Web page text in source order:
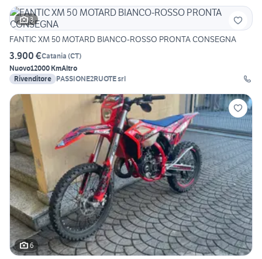
3
FANTIC XM 50 MOTARD BIANCO-ROSSO PRONTA CONSEGNA
3.900 €Catania (CT)
Nuovo12000 KmAltro
Rivenditore PASSIONE2RUOTE srl
6